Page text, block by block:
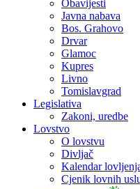
Obavijesti
Javna nabava
Bos. Grahovo
Drvar
Glamoc
Kupres
Livno
Tomislavgrad
Legislativa
Zakoni, uredbe
Lovstvo
O lovstvu
Divljač
Kalendar
Cjenik lovnih